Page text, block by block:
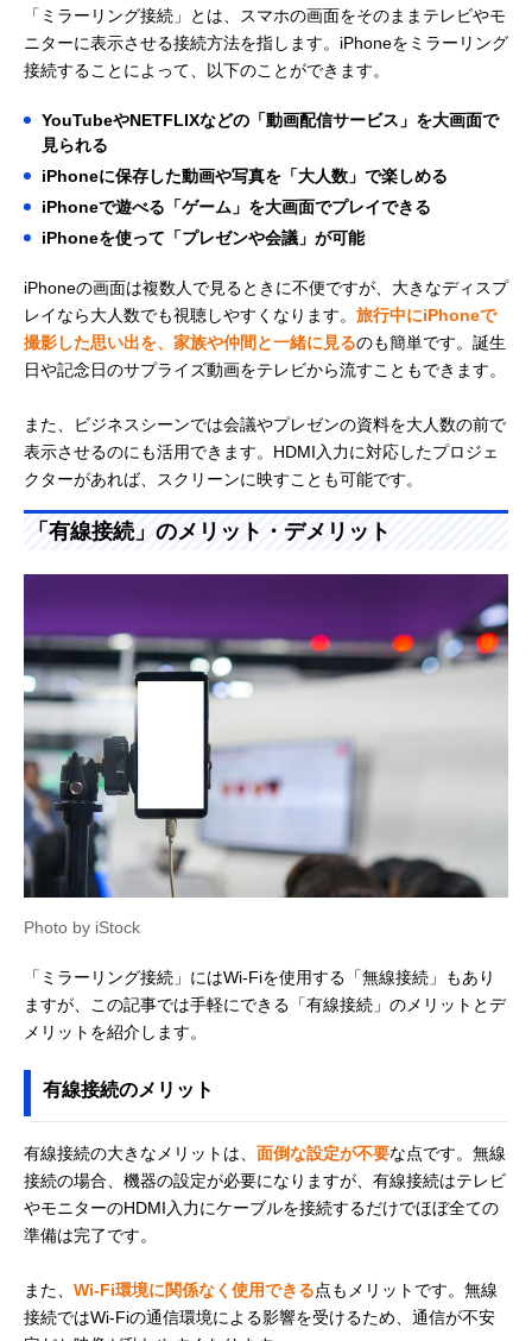
「ミラーリング接続」とは、スマホの画面をそのままテレビやモ
ニターに表示させる接続方法を指します。iPhoneをミラーリング
接続することによって、以下のことができます。
YouTubeやNETFLIXなどの「動画配信サービス」を大画面で
見られる
iPhoneに保存した動画や写真を「大人数」で楽しめる
iPhoneで遊べる「ゲーム」を大画面でプレイできる
iPhoneを使って「プレゼンや会議」が可能
iPhoneの画面は複数人で見るときに不便ですが、大きなディスプ
レイなら大人数でも視聴しやすくなります。 旅行中にiPhoneで
撮影した思い出を、家族や仲間と一緒に見るのも簡単です。誕生
日や記念日のサプライズ動画をテレビから流すこともできます。
また、ビジネスシーンでは会議やプレゼンの資料を大人数の前で
表示させるのにも活用できます。HDMI入力に対応したプロジェ
クターがあれば、スクリーンに映すことも可能です。
「有線接続」のメリット・デメリット
Photo by iStock
「ミラーリング接続」にはWi-Fiを使用する「無線接続」もあり
ますが、この記事では手軽にできる「有線接続」のメリットとデ
メリットを紹介します。
有線接続のメリット
有線接続の大きなメリットは、 面倒な設定が不要な点です。無線
接続の場合、機器の設定が必要になりますが、有線接続はテレビ
やモニターのHDMI入力にケーブルを接続するだけでほぼ全ての
準備は完了です。
また、 Wi-Fi環境に関係なく使用できる点もメリットです。無線
接続ではWi-Fiの通信環境による影響を受けるため、通信が不安